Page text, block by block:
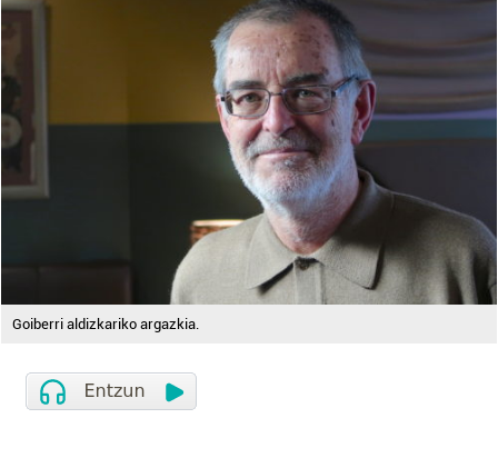
Goiberri aldizkariko argazkia.